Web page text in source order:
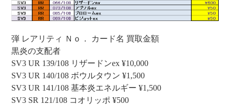
弾 レアリティ Ｎｏ． カード名 買取金額
黒炎の支配者
SV3 UR 139/108 リザードンex ¥10,000
SV3 UR 140/108 ボウルタウン ¥1,500
SV3 UR 141/108 基本炎エネルギー ¥1,500
SV3 SR 121/108 コオリッポ ¥500